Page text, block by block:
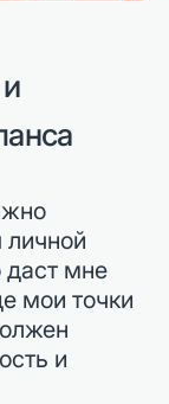
личной
даст мне
мои точки
и